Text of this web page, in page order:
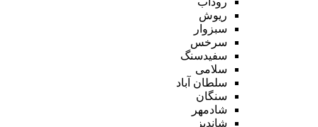
ریوش
سبزوار
سرخس
سفیدسنگ
سلامی
سلطان آباد
سنگان
شادمهر
شاندیز